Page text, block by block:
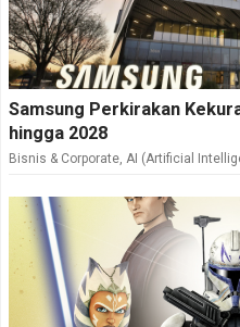
Samsung Perkirakan
hingga 2028
Bisnis & Corporate, AI (Artificial